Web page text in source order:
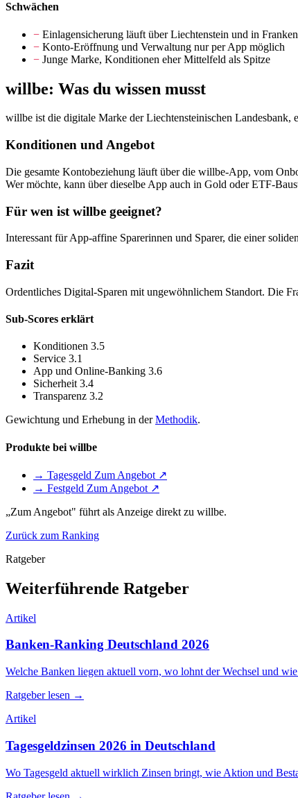
Schwächen
− Einlagensicherung läuft über Liechtenstein und in
− Konto-Eröffnung und Verwaltung nur per App möglich
− Junge Marke, Konditionen eher Mittelfeld als Spitze
willbe: Was du wissen musst
willbe ist die digitale Marke der Liechtensteinischen Landesbank,
Konditionen und Angebot
Die gesamte Kontobeziehung läuft über die willbe-App, vom
Wer möchte, kann über dieselbe App auch in Gold oder ETF-
Für wen ist willbe geeignet?
Interessant für App-affine Sparerinnen und Sparer, die einer
Fazit
Ordentliches Digital-Sparen mit ungewöhnlichem Standort. Die
Sub-Scores erklärt
Konditionen 3.5
Service 3.1
App und Online-Banking 3.6
Sicherheit 3.4
Transparenz 3.2
Gewichtung und Erhebung in derMethodik.
Produkte bei willbe
→ Tagesgeld Zum Angebot ↗
→ Festgeld Zum Angebot ↗
„Zum Angebot" führt als Anzeige direkt zu willbe.
Zurück zum Ranking
Ratgeber
Weiterführende Ratgeber
Artikel
Banken-Ranking Deutschland 2026
Welche Banken liegen aktuell vorn, wo lohnt der Wechsel und
Ratgeber lesen →
Artikel
Tagesgeldzinsen 2026 in Deutschland
Wo Tagesgeld aktuell wirklich Zinsen bringt, wie Aktion und